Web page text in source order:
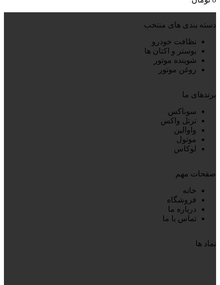
دسته بندی های منتخب
نظافت خودرو
بوستر و اکتان ها
شوینده موتور
روغن موتور
برندهای ما
سوناکس
ترتل واکس
واوالین
موتول
لوکاس
صفحات مهم
خانه
فروشگاه
درباره ما
تماس با ما
نماد ها